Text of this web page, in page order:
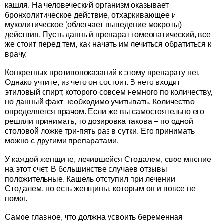
кашля. На человеческий организм оказывает
бронхолитическое действие, отхаркивающее и
муколитическое (облегчает выведение мокроты)
действия. Пусть данный препарат гомеопатический, все
же стоит перед тем, как начать им лечиться обратиться к
врачу.
Конкретных противопоказаний к этому препарату нет.
Однако учтите, из чего он состоит. В него входит
этиловый спирт, которого совсем немного по количеству,
но данный факт необходимо учитывать. Количество
определяется врачом. Если же вы самостоятельно его
решили принимать, то дозировка такова – по одной
столовой ложке три-пять раз в сутки. Его принимать
можно с другими препаратами.
У каждой женщине, лечившейся Стодалем, свое мнение
на этот счет. В большинстве случаев отзывы
положительные. Кашель отступил при лечении
Стодалем, но есть женщины, которым он и вовсе не
помог.
Самое главное, что должна усвоить беременная